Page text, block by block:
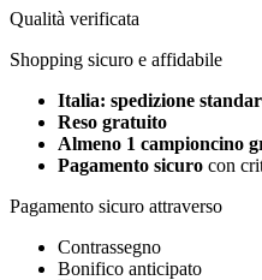
Qualità verificata
Shopping sicuro e affidabile
Italia: spedizione
Reso gratuito
Almeno 1 campioncino
Pagamento sicuro con
Pagamento sicuro attraverso
Contrassegno
Bonifico anticipato